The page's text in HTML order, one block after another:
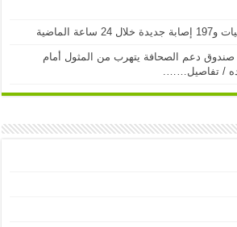
صندوق دعم الصحافة يتهرب من المثول أمام
/ تفاصيل…….